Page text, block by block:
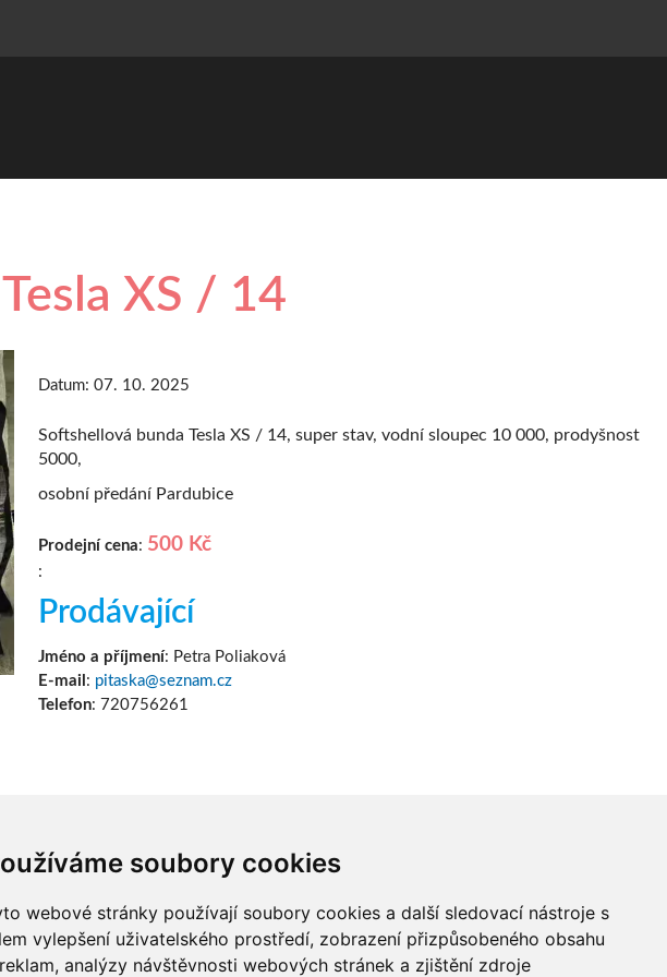
soubory cookies
webové stránky používají soubory cookies a další sledovací nástroje s
vylepšení uživatelského prostředí, zobrazení přizpůsobeného obsahu
analýzy návštěvnosti webových stránek a zjištění zdroje
XS / 14
Datum: 07. 10. 2025
Softshellová bunda Tesla XS / 14, super stav, vodní sloupec 10 000, prodyšnost
5000,
osobní předání Pardubice
Prodejní cena: 500 Kč
:
Prodávající
Jméno a příjmení: Petra Poliaková
E-mail : pitaska@seznam.cz
Telefon: 720756261